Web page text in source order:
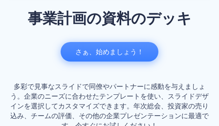
事業計画の資料のデッキ
多彩で見事なスライドで同僚やパートナーに感動を与えましょ
う。企業のニーズに合わせたテンプレートを使い、スライドデザ
インを選択してカスタマイズできます。年次総会、投資家の売り
込み、チームの評価、その他の企業プレゼンテーションに最適で
さぁ、始めましょう！